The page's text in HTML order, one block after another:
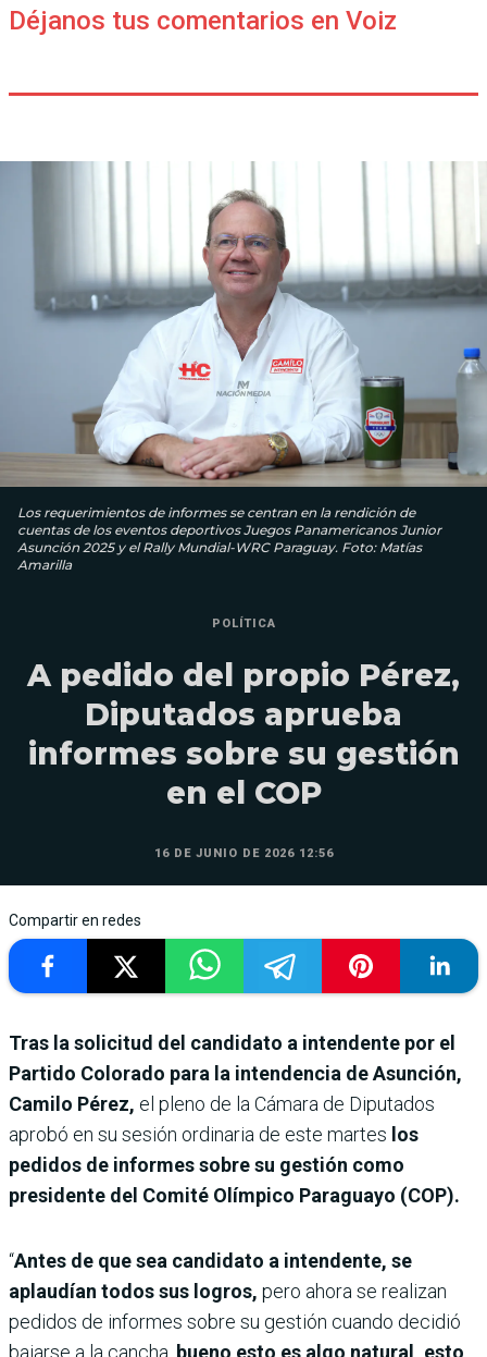
Déjanos tus comentarios en Voiz
Los requerimientos de informes se centran en la rendición de
cuentas de los eventos deportivos Juegos Panamericanos Junior
Asunción 2025 y el Rally Mundial-WRC Paraguay. Foto: Matías
Amarilla
POLÍTICA
A pedido del propio Pérez,
Diputados aprueba
informes sobre su gestión
en el COP
16 DE JUNIO DE 2026 12:56
Compartir en redes
Tras la solicitud del candidato a intendente por el
Partido Colorado para la intendencia de Asunción,
Camilo Pérez, el pleno de la Cámara de Diputados
aprobó en su sesión ordinaria de este martes los
pedidos de informes sobre su gestión como
presidente del Comité Olímpico Paraguayo (COP).
“Antes de que sea candidato a intendente, se
aplaudían todos sus logros, pero ahora se realizan
pedidos de informes sobre su gestión cuando decidió
bajarse a la cancha, bueno esto es algo natural, esto